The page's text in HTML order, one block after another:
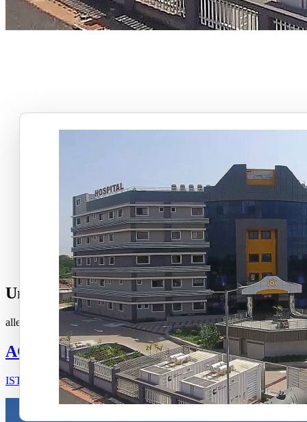
Unsere Projekte
alle Al-Kindi Flip Liv Medicana Saint James
ACIBADEM ALTUNIZADE HOSPITAL
ISTANBUL / TURKEY